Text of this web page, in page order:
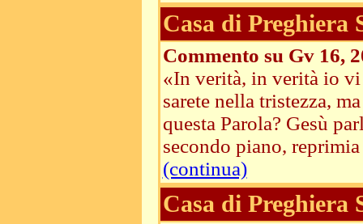
Casa di Preghiera
Commento su Gv 16,
«In verità, in verità io vi
sarete nella tristezza,
questa Parola? Gesù
secondo piano, reprimia
(continua)
Casa di Preghiera